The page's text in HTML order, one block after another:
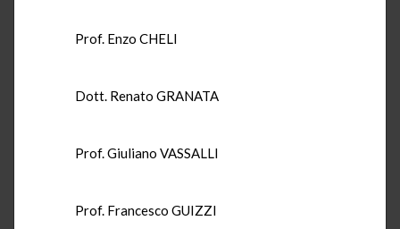
Prof. Enzo CHELI
Dott. Renato GRANATA
Prof. Giuliano VASSALLI
Prof. Francesco GUIZZI